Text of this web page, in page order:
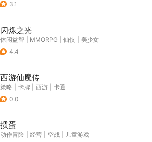
3.1
闪烁之光
休闲益智 MMORPG 仙侠
美少女
4.4
西游仙魔传
策略 卡牌 西游
卡通
0.0
掼蛋
动作冒险 经营 空战
儿童游戏